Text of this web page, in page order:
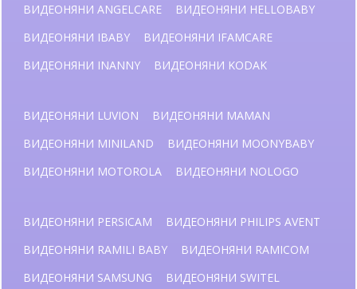
ВИДЕОНЯНИ ANGELCARE
ВИДЕОНЯНИ HELLOBABY
ВИДЕОНЯНИ IBABY
ВИДЕОНЯНИ IFAMCARE
ВИДЕОНЯНИ INANNY
ВИДЕОНЯНИ KODAK
ВИДЕОНЯНИ LUVION
ВИДЕОНЯНИ MAMAN
ВИДЕОНЯНИ MINILAND
ВИДЕОНЯНИ MOONYBABY
ВИДЕОНЯНИ MOTOROLA
ВИДЕОНЯНИ NOLOGO
ВИДЕОНЯНИ PERSICAM
ВИДЕОНЯНИ PHILIPS AVENT
ВИДЕОНЯНИ RAMILI BABY
ВИДЕОНЯНИ RAMICOM
ВИДЕОНЯНИ SAMSUNG
ВИДЕОНЯНИ SWITEL